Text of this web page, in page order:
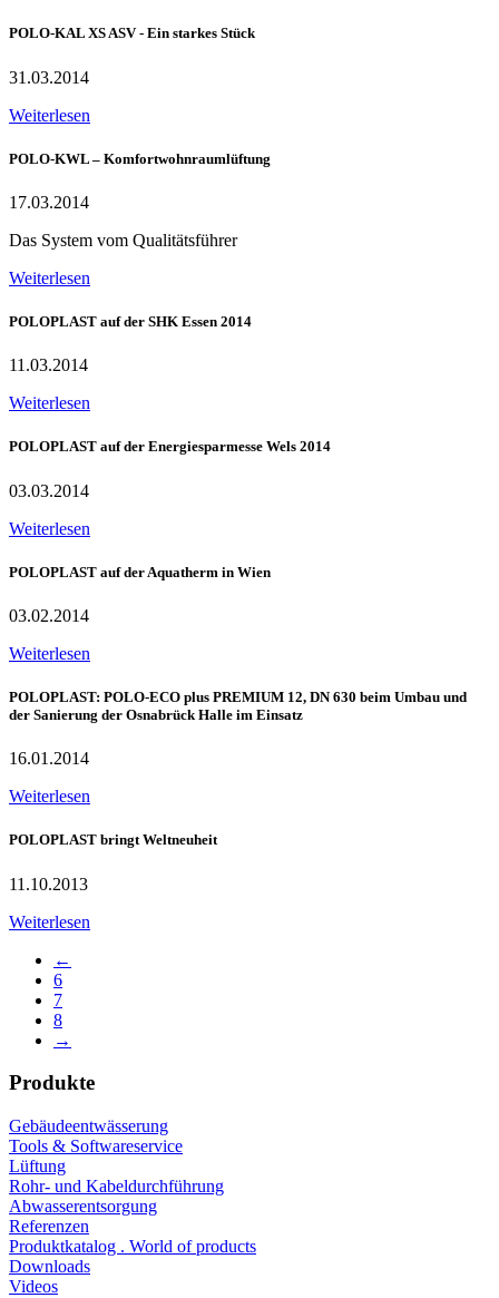
POLO-KAL XS ASV - Ein starkes Stück
31.03.2014
Weiterlesen
POLO-KWL – Komfortwohnraumlüftung
17.03.2014
Das System vom Qualitätsführer
Weiterlesen
POLOPLAST auf der SHK Essen 2014
11.03.2014
Weiterlesen
POLOPLAST auf der Energiesparmesse Wels 2014
03.03.2014
Weiterlesen
POLOPLAST auf der Aquatherm in Wien
03.02.2014
Weiterlesen
POLOPLAST: POLO-ECO plus PREMIUM 12, DN 630 beim Umbau und
der Sanierung der Osnabrück Halle im Einsatz
16.01.2014
Weiterlesen
POLOPLAST bringt Weltneuheit
11.10.2013
Weiterlesen
←
6
7
8
→
Produkte
Gebäudeentwässerung
Tools & Softwareservice
Lüftung
Rohr- und Kabeldurchführung
Abwasserentsorgung
Referenzen
Produktkatalog . World of products
Downloads
Videos